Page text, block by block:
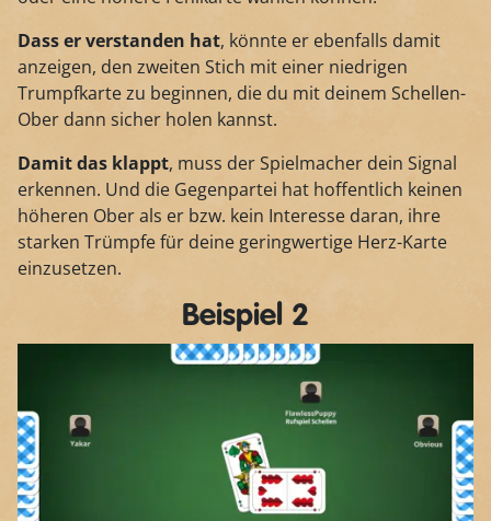
Dass er verstanden hat, könnte er ebenfalls damit
anzeigen, den zweiten Stich mit einer niedrigen
Trumpfkarte zu beginnen, die du mit deinem Schellen-
Ober dann sicher holen kannst.
Damit das klappt, muss der Spielmacher dein Signal
erkennen. Und die Gegenpartei hat hoffentlich keinen
höheren Ober als er bzw. kein Interesse daran, ihre
starken Trümpfe für deine geringwertige Herz-Karte
einzusetzen.
Beispiel 2